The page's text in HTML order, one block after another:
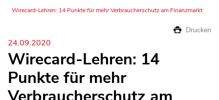
Wirecard-Lehren: 14 Punkte für mehr Verbraucherschutz am Finanzmarkt
Drucken
24.09.2020
Wirecard-Lehren: 14
Punkte für mehr